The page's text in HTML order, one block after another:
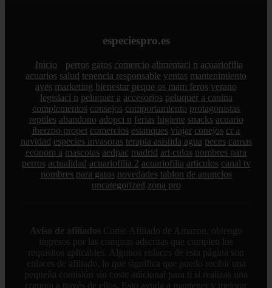
especiespro.es
Inicio perros gatos comercio alimentaci n acuariofilia
acuarios salud tenencia responsable ventas mantenimiento
aves marketing bienestar peque os mam feros verano
legislaci n peluquer a accesorios peluquer a canina
complementos consejos comportamiento protagonistas
reptiles abandono adopci n ferias higiene snacks acuario
iberzoo propet comercios estanques viajar conejos cr a
navidad especies invasoras terapia asistida agua peces camas
econom a mascotas aedpac madrid art culos nombres para
perros actualidad acuariofilia 2 acuariofilia articulos canal tv
nombres para gatos novedades tablon de anuncios
uncategorized zona pro
Aviso de afiliados Como Afiliado de Amazon, obtengo
ingresos por las compras adscritas que cumplen los
requisitos aplicables. Algunos enlaces de esta página son
enlaces de afiliado, lo que significa que puedo recibir una
pequeña comisión sin coste adicional para ti si realizas una
compra a través de ellos. Esto ayuda a mantener y mejorar